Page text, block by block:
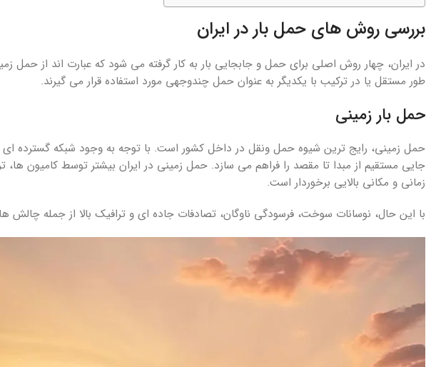
بررسی روش های حمل بار در ایران
در ایران، چهار روش اصلی برای حمل و جابجایی بار به کار گرفته می شود که عبارت اند از
طور مستقل یا در ترکیب با یکدیگر به عنوان حمل چندوجهی مورد استفاده قرار می گیرند.
حمل بار زمینی
حمل زمینی، رایج ترین شیوه حمل ونقل در داخل کشور است. با توجه به وجود شبکه گسترده
جایی مستقیم از مبدا تا مقصد را فراهم می سازد. حمل زمینی در ایران بیشتر توسط کامیون
زمانی و مکانی بالایی برخوردار است.
با این حال، نوسانات سوخت، فرسودگی ناوگان، تصادفات جاده ای و ترافیک بالا از جمله